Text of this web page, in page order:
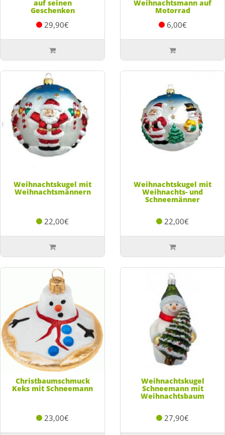
auf seinen
Geschenken
29,90€
Weihnachtsmann auf
Motorrad
6,00€
Weihnachtskugel mit
Weihnachtsmännern
22,00€
Weihnachtskugel mit
Weihnachts- und
Schneemänner
22,00€
Christbaumschmuck
Keks mit Schneemann
23,00€
Weihnachtskugel
Schneemann mit
Weihnachtsbaum
27,90€